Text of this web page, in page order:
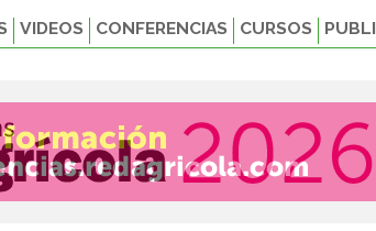
VIDEOS CONFERENCIAS CURSOS